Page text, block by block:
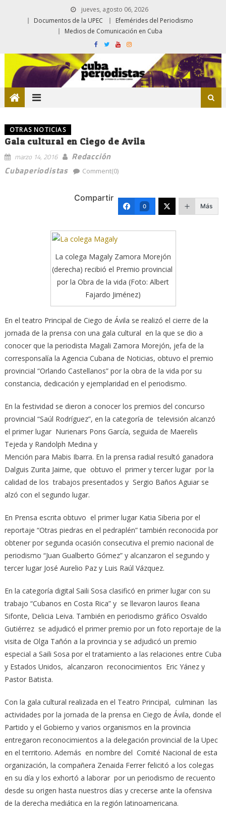
jueves, agosto 06, 2026
Documentos de la UPEC
Efemérides del Periodismo
Medios de Comunicación en Cuba
OTRAS NOTICIAS
Gala cultural en Ciego de Avila
marzo 14, 2016
Redacción
Cubaperiodistas
Comment(0)
Compartir
0 Más
La colega Magaly Zamora Morejón
(derecha) recibió el Premio provincial
por la Obra de la vida (Foto: Albert
Fajardo Jiménez)
En el teatro Principal de Ciego de Ávila se realizó el cierre de la
jornada de la prensa con una gala cultural en la que se dio a
conocer que la periodista Magali Zamora Morejón, jefa de la
corresponsalía la Agencia Cubana de Noticias, obtuvo el premio
provincial “Orlando Castellanos” por la obra de la vida por su
constancia, dedicación y ejemplaridad en el periodismo.
En la festividad se dieron a conocer los premios del concurso
provincial “Saúl Rodríguez”, en la categoría de televisión alcanzó
el primer lugar Nurienars Pons García, seguida de Maerelis
Tejeda y Randolph Medina y
Mención para Mabis Ibarra. En la prensa radial resultó ganadora
Dalguis Zurita Jaime, que obtuvo el primer y tercer lugar por la
calidad de los trabajos presentados y Sergio Baños Aguiar se
alzó con el segundo lugar.
En Prensa escrita obtuvo el primer lugar Katia Siberia por el
reportaje “Otras piedras en el pedraplén” también reconocida por
obtener por segunda ocasión consecutiva el premio nacional de
periodismo “Juan Gualberto Gómez” y alcanzaron el segundo y
tercer lugar José Aurelio Paz y Luis Raúl Vázquez.
En la categoría digital Saili Sosa clasificó en primer lugar con su
trabajo “Cubanos en Costa Rica” y se llevaron lauros Ileana
Sifonte, Delicia Leiva. También en periodismo gráfico Osvaldo
Gutiérrez se adjudicó el primer premio por un foto reportaje de la
visita de Olga Tañón a la provincia y se adjudicó un premio
especial a Saili Sosa por el tratamiento a las relaciones entre Cuba
y Estados Unidos, alcanzaron reconocimientos Eric Yánez y
Pastor Batista.
Con la gala cultural realizada en el Teatro Principal, culminan las
actividades por la jornada de la prensa en Ciego de Ávila, donde el
Partido y el Gobierno y varios organismos en la provincia
entregaron reconocimientos a la delegación provincial de la Upec
en el territorio. Además en nombre del Comité Nacional de esta
organización, la compañera Zenaida Ferrer felicitó a los colegas
en su día y los exhortó a laborar por un periodismo de recuento
desde su origen hasta nuestros días y crecerse ante la ofensiva
de la derecha mediática en la región latinoamericana.